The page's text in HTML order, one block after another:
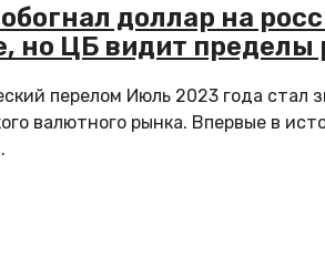
доллар на
но ЦБ видит пределы
перелом Июль 2023 года стал
валютного рынка. Впервые в